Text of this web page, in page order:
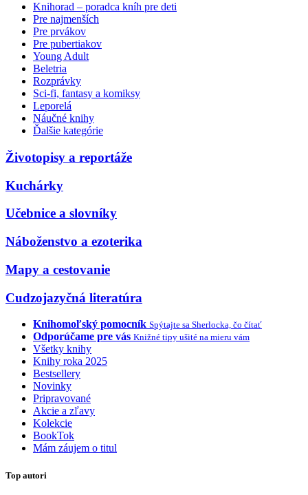
Knihorad – poradca kníh pre deti
Pre najmenších
Pre prvákov
Pre pubertiakov
Young Adult
Beletria
Rozprávky
Sci-fi, fantasy a komiksy
Leporelá
Náučné knihy
Ďalšie kategórie
Životopisy a reportáže
Kuchárky
Učebnice a slovníky
Náboženstvo a ezoterika
Mapy a cestovanie
Cudzojazyčná literatúra
Knihomoľský pomocník Spýtajte sa Sherlocka, čo čítať
Odporúčame pre vás Knižné tipy ušité na mieru vám
Všetky knihy
Knihy roka 2025
Bestsellery
Novinky
Pripravované
Akcie a zľavy
Kolekcie
BookTok
Mám záujem o titul
Top autori